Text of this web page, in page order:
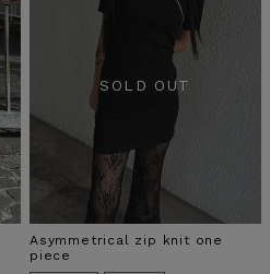
Asymmetrical zip knit one
piece